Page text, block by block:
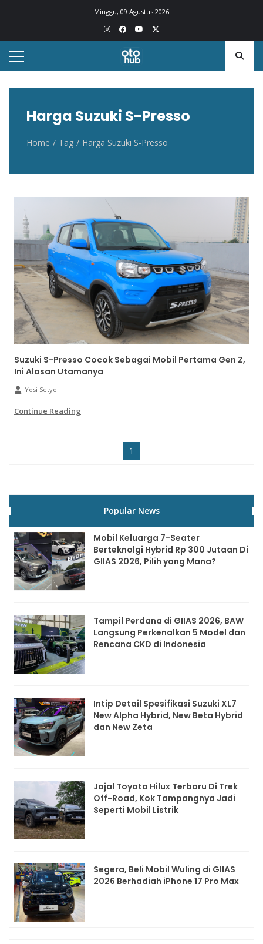
Minggu, 09 Agustus 2026
Otohub.co
Portal berita otomotif Indonesia terkini
Harga Suzuki S-Presso
Home Tag Harga Suzuki S-Presso
Suzuki S-Presso Cocok Sebagai Mobil Pertama Gen Z,
Ini Alasan Utamanya
Yosi Setyo
Continue Reading
1
Popular News
Mobil Keluarga 7-Seater
Berteknolgi Hybrid Rp 300 Jutaan Di
GIIAS 2026, Pilih yang Mana?
Tampil Perdana di GIIAS 2026, BAW
Langsung Perkenalkan 5 Model dan
Rencana CKD di Indonesia
Intip Detail Spesifikasi Suzuki XL7
New Alpha Hybrid, New Beta Hybrid
dan New Zeta
Jajal Toyota Hilux Terbaru Di Trek
Off-Road, Kok Tampangnya Jadi
Seperti Mobil Listrik
Segera, Beli Mobil Wuling di GIIAS
2026 Berhadiah iPhone 17 Pro Max